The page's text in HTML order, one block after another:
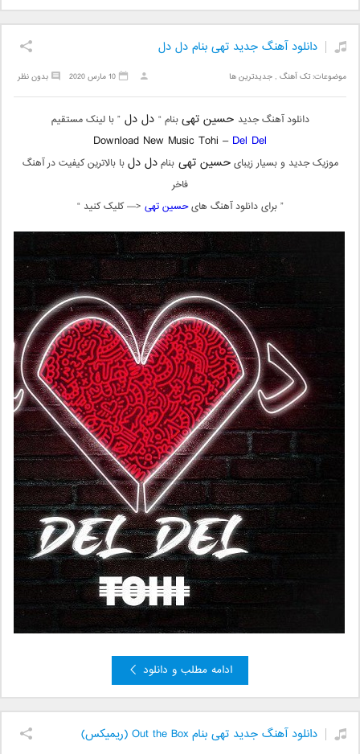
دانلود آهنگ جدید تهی بنام دل دل
موضوعات:تک آهنگ ,جدیدترین ها بدون نظر 10 مارس 2020
دانلود آهنگ جدید حسین تهیبنام “ دل دل” با لینک مستقیم
Download New Music Tohi – Del Del
موزیک جدید و بسیار زیبایحسین تهیبنام دل دلبا بالاترین کیفیت در آهنگ
فاخر
” برای دانلود آهنگ هایحسین تهی <— کلیک کنید “
ادامه مطلب و دانلود
دانلود آهنگ جدید تهی بنام Out the Box (ریمیکس)